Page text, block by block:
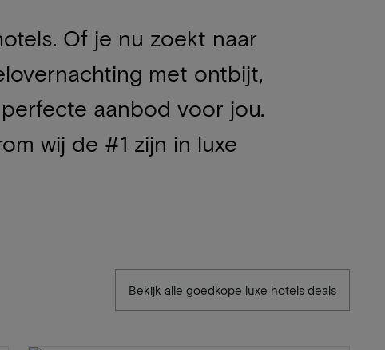
Of je nu zoekt naar
met ontbijt,
aanbod voor jou.
wij de #1 zijn in luxe
Bekijk alle goedkope luxe hotels deals